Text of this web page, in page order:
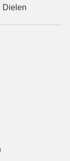
Dielen